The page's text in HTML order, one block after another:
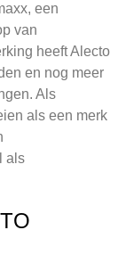
een
van
heeft Alecto
en nog meer
Als
als een merk
als